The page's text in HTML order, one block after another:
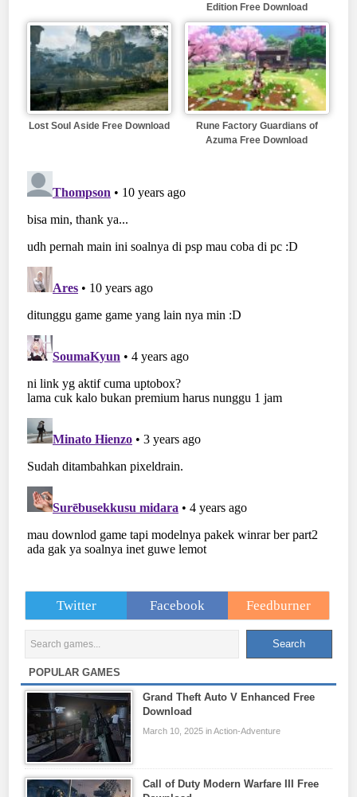
Edition Free Download
Lost Soul Aside Free Download
Rune Factory Guardians of
Azuma Free Download
Twitter Facebook Feedburner
POPULAR GAMES
Grand Theft Auto V Enhanced Free
Download
March 10, 2025 in Action-Adventure
Call of Duty Modern Warfare III Free